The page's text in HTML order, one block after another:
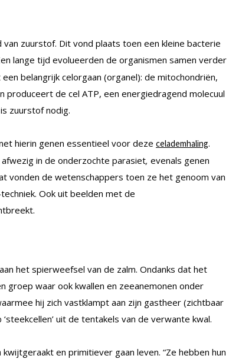
zuurstof. Dit vond plaats toen een kleine bacterie
lange tijd evolueerden de organismen samen verder
belangrijk celorgaan (organel): de mitochondriën,
produceert de cel ATP, een energiedragend molecuul
zuurstof nodig.
hierin genen essentieel voor deze celademhaling.
in de onderzochte parasiet, evenals genen
vonden de wetenschappers toen ze het genoom van
Ook uit beelden met de
het spierweefsel van de zalm. Ondanks dat het
groep waar ook kwallen en zeeanemonen onder
hij zich vastklampt aan zijn gastheer (zichtbaar
uit de tentakels van de verwante kwal.
en primitiever gaan leven. “Ze hebben hun